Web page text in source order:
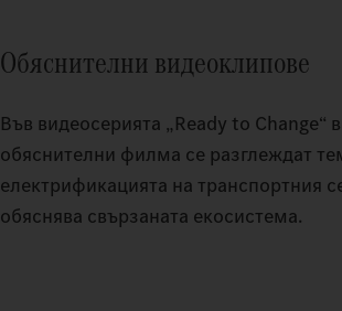
електрозахранващо устройство, при това
и твоите електрически камиони
дигитално платежно решение (eMSP) чрез
Service Cards.
Обяснителни видеоклипове
Във видеосерията „Ready to Change“
обяснителни филма се разглеждат
електрификацията на транспортния
обяснява свързаната екосистема.